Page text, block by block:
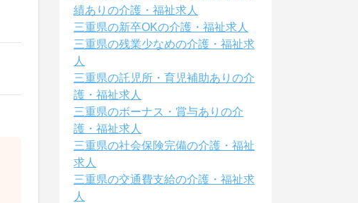
績ありの介護・福祉求人
三重県の新卒OKの介護・福祉求人
三重県の残業少なめの介護・福祉求
人
三重県の託児所・育児補助ありの介
護・福祉求人
三重県のボーナス・賞与ありの介
護・福祉求人
三重県の社会保険完備の介護・福祉
求人
三重県の交通費支給の介護・福祉求
人